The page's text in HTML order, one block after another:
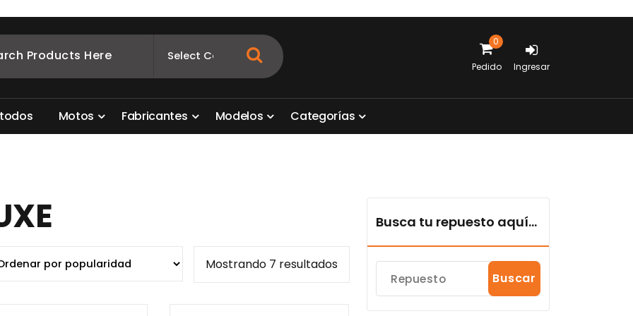
motos. Aquí está lo que necesitas
0
Pedido Ingresar
todos Motos Fabricantes Modelos Categorías
Mostrando 7 resultadosSorted
popularity
Busca tu repuesto aquí...
Buscar